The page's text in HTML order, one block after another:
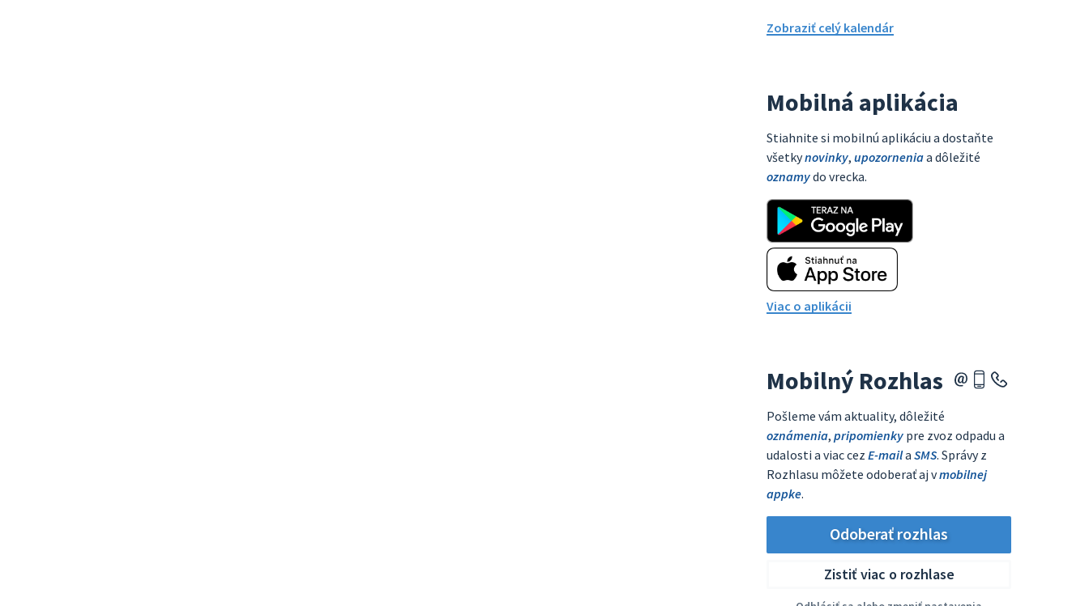
Zobraziť celý kalendár
Mobilná aplikácia
Stiahnite si mobilnú aplikáciu a dostaňte
všetkynovinky, upozorneniaa dôležité
oznamydo vrecka.
Viac o aplikácii
Mobilný Rozhlas
Pošleme vám aktuality, dôležité
oznámenia, pripomienky pre zvoz odpadu a
udalosti a viac cez E-maila SMS. Správy z
Rozhlasu môžete odoberať aj vmobilnej
appke.
Odoberať rozhlas
Zistiť viac o rozhlase